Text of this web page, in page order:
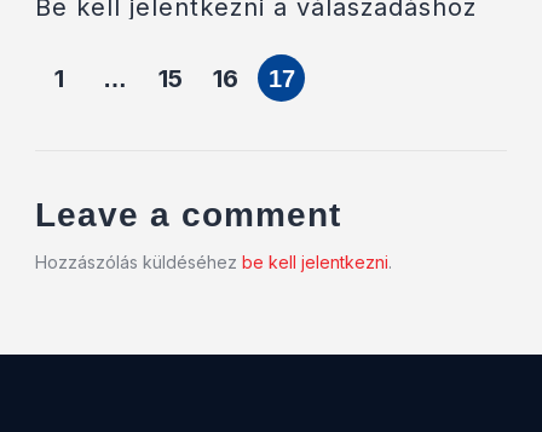
Be kell jelentkezni a válaszadáshoz
1 … 15 16 17
Leave a comment
Hozzászólás küldéséhez be kell jelentkezni.